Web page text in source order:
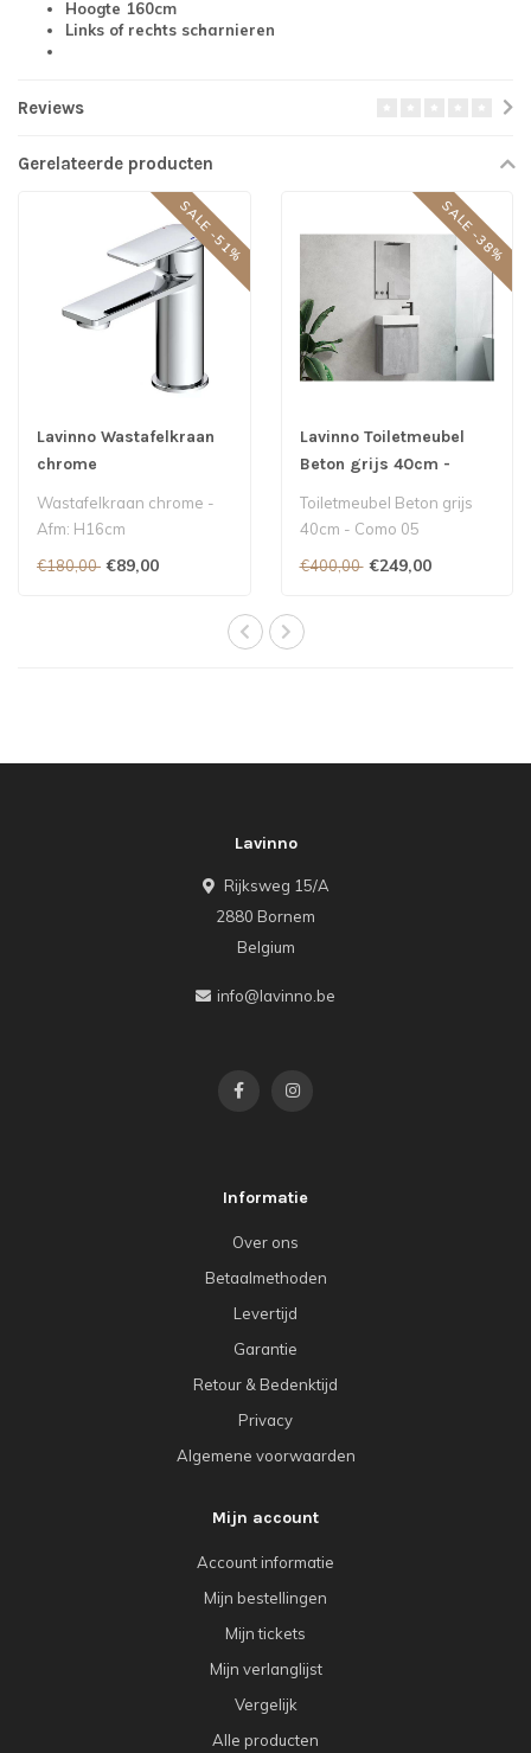
Hoogte 160cm
Links of rechts scharnieren
Reviews
Gerelateerde producten
SALE -51%
Lavinno Wastafelkraan
chrome
Wastafelkraan chrome -
Afm: H16cm
€180,00 €89,00
SALE -38%
Lavinno Toiletmeubel
Beton grijs 40cm -
Toiletmeubel Beton grijs
40cm - Como 05
€400,00 €249,00
Lavinno
Rijksweg 15/A
2880 Bornem
Belgium
info@lavinno.be
Informatie
Over ons
Betaalmethoden
Levertijd
Garantie
Retour & Bedenktijd
Privacy
Algemene voorwaarden
Mijn account
Account informatie
Mijn bestellingen
Mijn tickets
Mijn verlanglijst
Vergelijk
Alle producten